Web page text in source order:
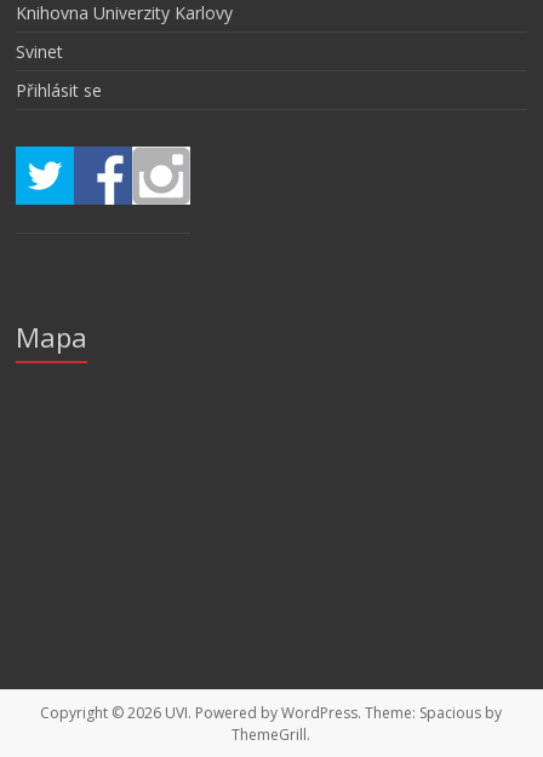
Knihovna Univerzity Karlovy
Svinet
Přihlásit se
Mapa
Copyright © 2026 UVI. Powered byWordPress. Theme: Spacious by
ThemeGrill.